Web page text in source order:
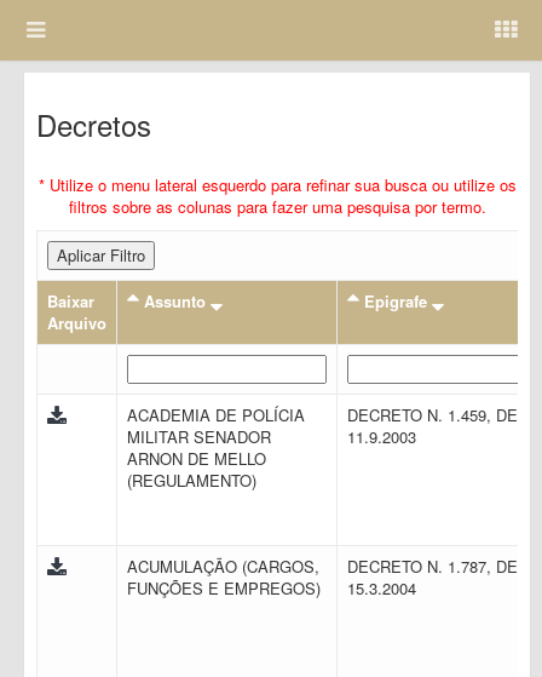
Decretos
* Utilize o menu lateral esquerdo para refinar sua busca ou utilize os
filtros sobre as colunas para fazer uma pesquisa por termo.
Aplicar Filtro
Baixar
Arquivo
Assunto Epigrafe
ACADEMIA DE POLÍCIA
MILITAR SENADOR
ARNON DE MELLO
(REGULAMENTO)
DECRETO N. 1.459, DE
11.9.2003
ACUMULAÇÃO (CARGOS,
FUNÇÕES E EMPREGOS)
DECRETO N. 1.787, DE
15.3.2004